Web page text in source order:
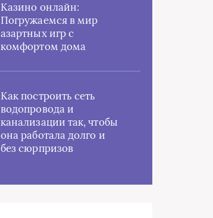
Казино онлайн:
Погружаемся в мир
азартных игр с
комфортом дома
Как построить сеть
водопровода и
канализации так, чтобы
она работала долго и
без сюрпризов